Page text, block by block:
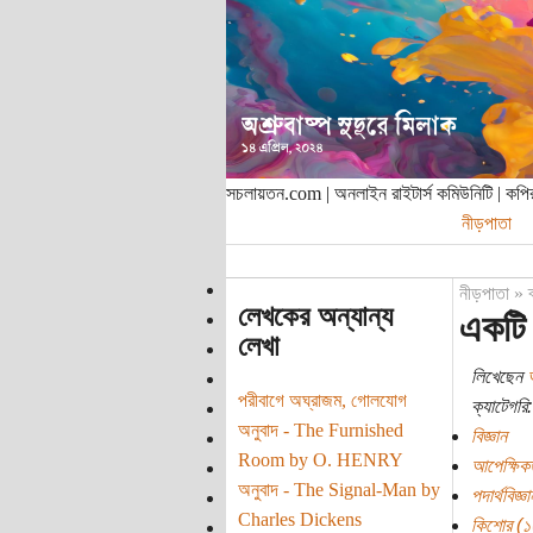
সচলায়তন.com | অনলাইন রাইটার্স কমিউনিটি |
নীড়পাতা
লেখকের অন্যান্য
লেখা
পরীবাগে অঘ্রাজম, গোলযোগ
অনুবাদ - The Furnished
Room by O. HENRY
অনুবাদ - The Signal-Man by
Charles Dickens
নীড়পাতা»
একটি
লিখেছেন
ক্যাটেগরি:
বিজ্ঞান
কিশোর